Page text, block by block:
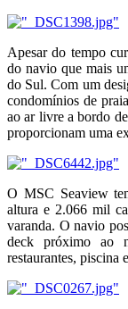
Apesar do tempo
do navio que mais
do Sul. Com um
condomínios de
ao ar livre a bordo
proporcionam uma
O MSC Seaview
altura e 2.066 mil
varanda. O navio
deck próximo ao
restaurantes, piscina